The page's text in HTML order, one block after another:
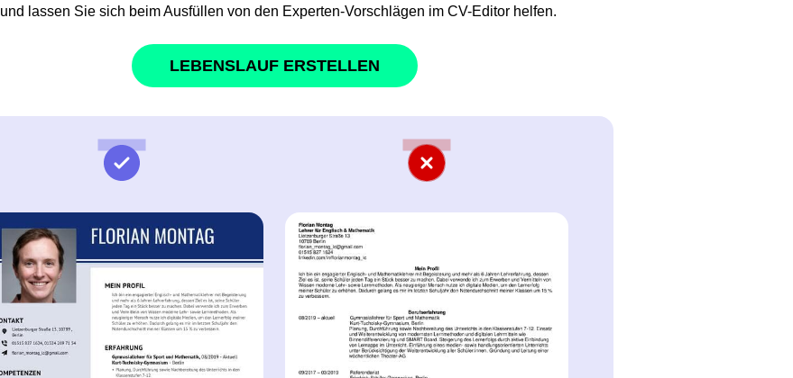
und lassen Sie sich beim Ausfüllen von den Experten-Vorschlägen im CV-Editor helfen.
LEBENSLAUF ERSTELLEN